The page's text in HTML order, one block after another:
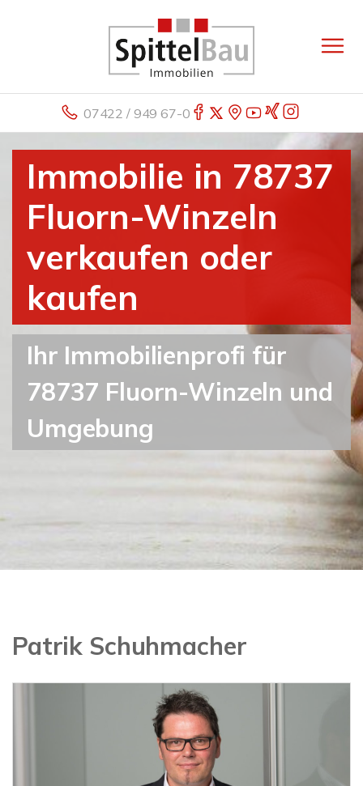
07422 / 949 67-0
Immobilie in 78737
Fluorn-Winzeln
verkaufen oder
kaufen
Ihr Immobilienprofi für
78737 Fluorn-Winzeln und
Umgebung
Patrik Schuhmacher